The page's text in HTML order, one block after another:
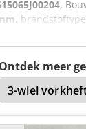
,
,
sideshift
Ontdek meer
3-wiel